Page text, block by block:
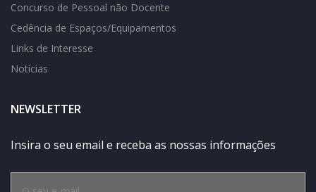
Concurso de Pessoal não Docente
Cedência de Espaços/Equipamentos
Links de Interesse
Notícias
NEWSLETTER
Insira o seu email e receba as nossas informações